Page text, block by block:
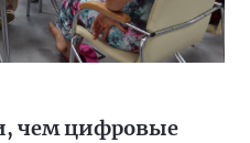
чем цифровые